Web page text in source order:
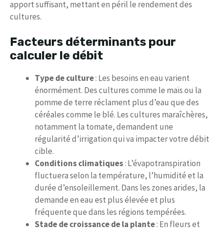
apport suffisant, mettant en péril le rendement des
cultures.
Facteurs déterminants pour
calculer le débit
Type de culture: Les besoins en eau varient
énormément. Des cultures comme le maïs ou la
pomme de terre réclament plus d’eau que des
céréales comme le blé. Les cultures maraîchères,
notamment la tomate, demandent une
régularité d’irrigation qui va impacter votre débit
cible.
Conditions climatiques: L’évapotranspiration
fluctuera selon la température, l’humidité et la
durée d’ensoleillement. Dans les zones arides, la
demande en eau est plus élevée et plus
fréquente que dans les régions tempérées.
Stade de croissance de la plante: En fleurs et